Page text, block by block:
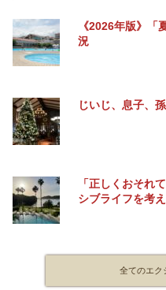
《2026年版》「
況
じいじ、息子、
「正しくおそれ
シブライフを考
全てのエク